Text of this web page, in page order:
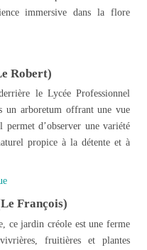
immersive dans la flore
Robert)
le Lycée Professionnel
un arboretum offrant une vue
d’observer une variété
propice à la détente et à
François)
ce jardin créole est une ferme
fruitières et plantes